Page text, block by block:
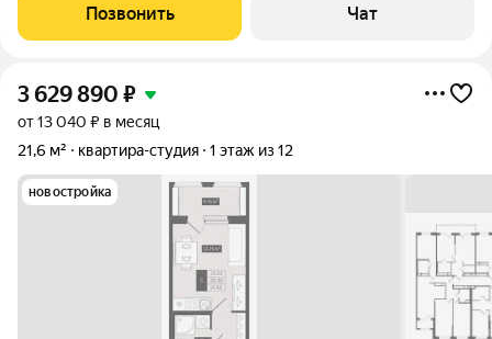
ценит удобную транспортную доступность. До метро
действительно можно дойти пешком
Позвонить Чат
3 629 890 ₽
от 13 040 ₽ в месяц
21,6 м²
квартира-студия 1 этаж из 12
новостройка